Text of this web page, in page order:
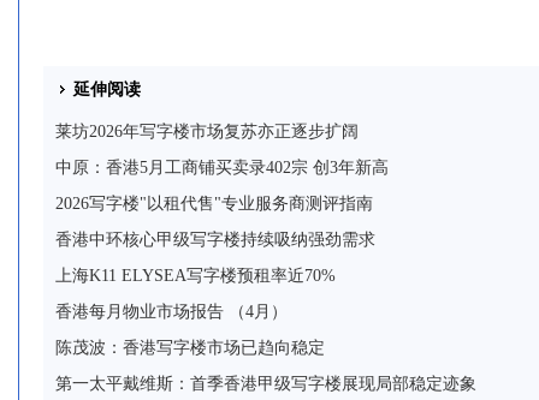
延伸阅读
莱坊2026年写字楼市场复苏亦正逐步扩阔
中原：香港5月工商铺买卖录402宗 创3年新高
2026写字楼"以租代售"专业服务商测评指南
香港中环核心甲级写字楼持续吸纳强劲需求
上海K11 ELYSEA写字楼预租率近70%
香港每月物业市场报告 （4月）
陈茂波：香港写字楼市场已趋向稳定
第一太平戴维斯：首季香港甲级写字楼展现局部稳定迹象